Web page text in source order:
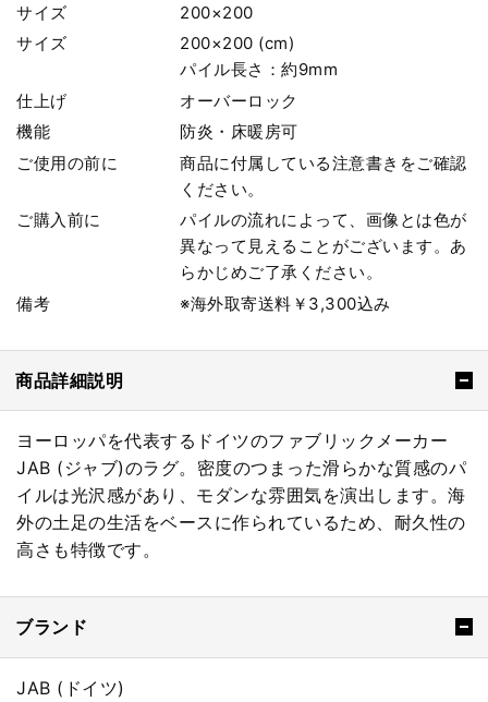
サイズ
200×200
サイズ
200×200 (cm)
パイル長さ：約9mm
仕上げ
オーバーロック
機能
防炎・床暖房可
ご使用の前に
商品に付属している注意書きをご確認
ください。
ご購入前に
パイルの流れによって、画像とは色が
異なって見えることがございます。あ
らかじめご了承ください。
備考
※海外取寄送料￥3,300込み
商品詳細説明
ヨーロッパを代表するドイツのファブリックメーカー
JAB (ジャブ)のラグ。密度のつまった滑らかな質感のパ
イルは光沢感があり、モダンな雰囲気を演出します。海
外の土足の生活をベースに作られているため、耐久性の
高さも特徴です。
ブランド
JAB (ドイツ)